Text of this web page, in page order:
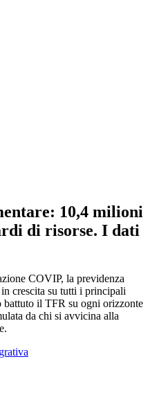
10,4 milioni
di risorse. I dati
COVIP, la previdenza
crescita su tutti i principali
il TFR su ogni orizzonte
da chi si avvicina alla